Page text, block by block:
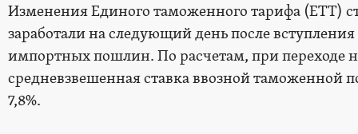
Изменения Единого таможенного тарифа (ЕТТ)
заработали на следующий день после
импортных пошлин. По расчетам, при переходе
средневзвешенная ставка ввозной таможенной
7,8%.